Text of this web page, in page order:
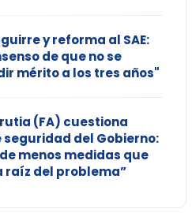
y reforma al SAE:
de que no se
mérito a los tres años"
(FA) cuestiona
seguridad del Gobierno:
menos medidas que
raíz del problema”